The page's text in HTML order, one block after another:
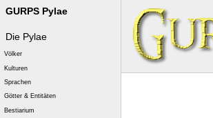
GURPS Pylae
Die Pylae
Völker
Kulturen
Sprachen
Götter & Entitäten
Bestiarium